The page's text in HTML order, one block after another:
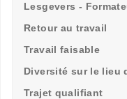
Lesgevers -
Retour au travail
Travail faisable
Diversité sur le lieu
Trajet qualifiant